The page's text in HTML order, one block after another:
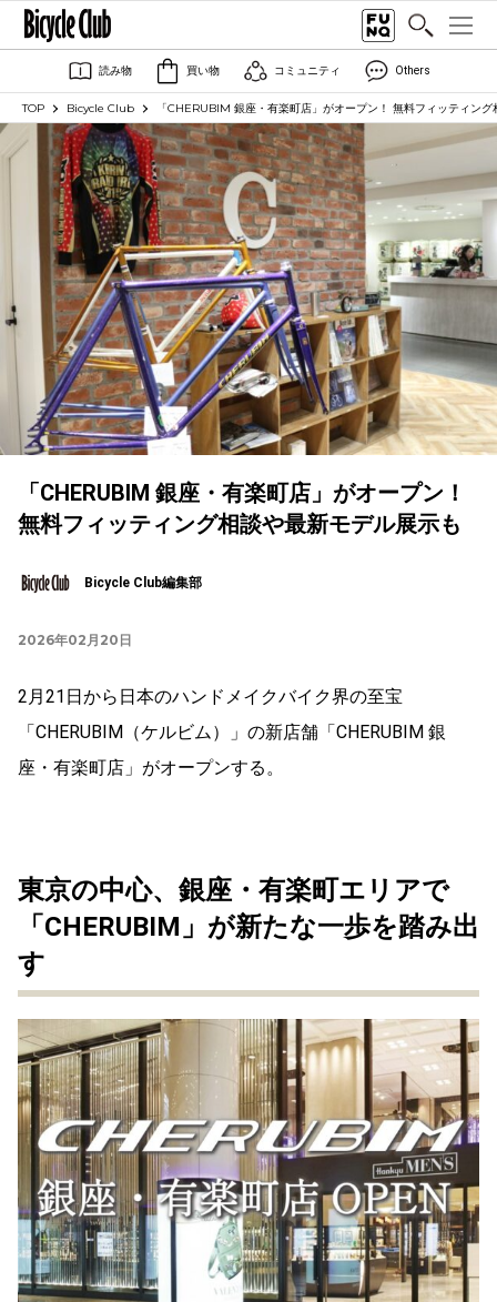
読み物 買い物 コミュニティ Others
TOP Bicycle Club 「CHERUBIM 銀座・有楽町店」がオープン！ 無料フィッティン
「CHERUBIM 銀座・有楽町店」がオープン！
無料フィッティング相談や最新モデル展示も
Bicycle Club編集部
2026年02月20日
2月21日から日本のハンドメイクバイク界の至宝
「CHERUBIM（ケルビム）」の新店舗「CHERUBIM 銀
座・有楽町店」がオープンする。
東京の中心、銀座・有楽町エリアで
「CHERUBIM」が新たな一歩を踏み出
す